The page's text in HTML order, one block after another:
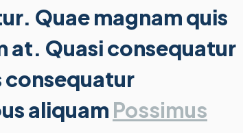
Quae magnam quis
at. Quasi consequatur
consequatur
aliquam Possimus